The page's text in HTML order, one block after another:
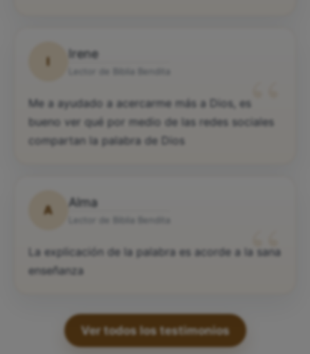
I
Irene
“
Me a ayudado a acercarme más a Dios, es
bueno ver qué por medio de las redes sociales
compartan la palabra de Dios
A
Alma
“
La explicación de la palabra es acorde a la sana
enseñanza
Ver todos los testimonios